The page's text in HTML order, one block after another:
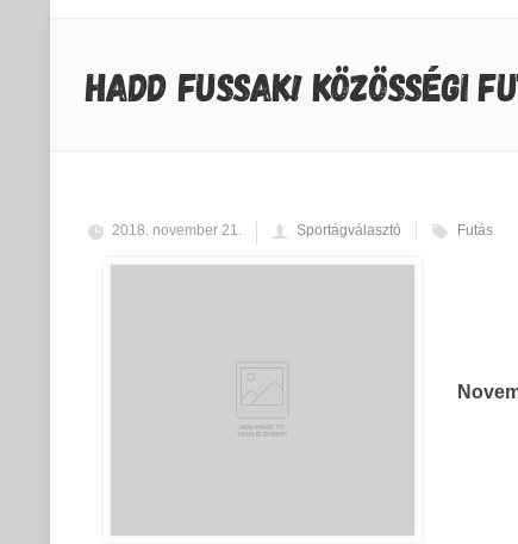
HADD FUSSAK! KÖZÖSSÉGI
2018. november 21. Sportágválasztó Futás